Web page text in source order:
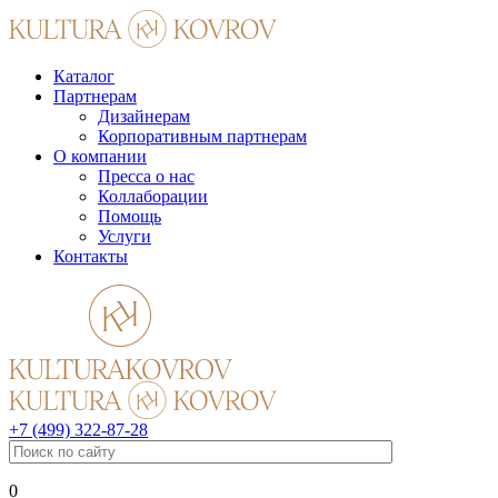
Каталог
Партнерам
Дизайнерам
Корпоративным партнерам
О компании
Пресса о нас
Коллаборации
Помощь
Услуги
Контакты
+7 (499) 322-87-28
0